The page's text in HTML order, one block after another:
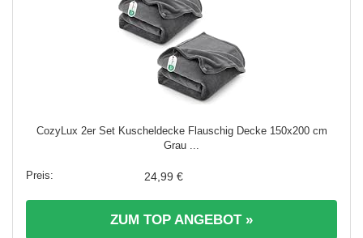
CozyLux 2er Set Kuscheldecke Flauschig Decke 150x200 cm
Grau ...
24,99 €
ZUM TOP ANGEBOT »